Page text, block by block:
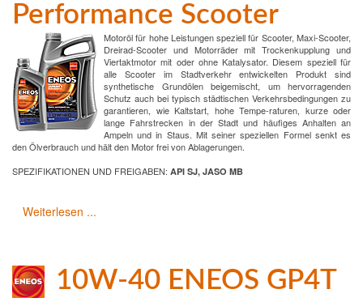
Performance Scooter
Motoröl für hohe Leistungen speziell für Scooter, Maxi-Scooter,
Dreirad-Scooter und Motorräder mit Trockenkupplung und
Viertaktmotor mit oder ohne Katalysator. Diesem speziell für
alle Scooter im Stadtverkehr entwickelten Produkt sind
synthetische Grundölen beigemischt, um hervorragenden
Schutz auch bei typisch städtischen Verkehrsbedingungen zu
garantieren, wie Kaltstart, hohe Tempe-raturen, kurze oder
lange Fahrstrecken in der Stadt und häufiges Anhalten an
Ampeln und in Staus. Mit seiner speziellen Formel senkt es
den Ölverbrauch und hält den Motor frei von Ablagerungen.
SPEZIFIKATIONEN UND FREIGABEN: API SJ, JASO MB
Weiterlesen ...
10W-40 ENEOS GP4T